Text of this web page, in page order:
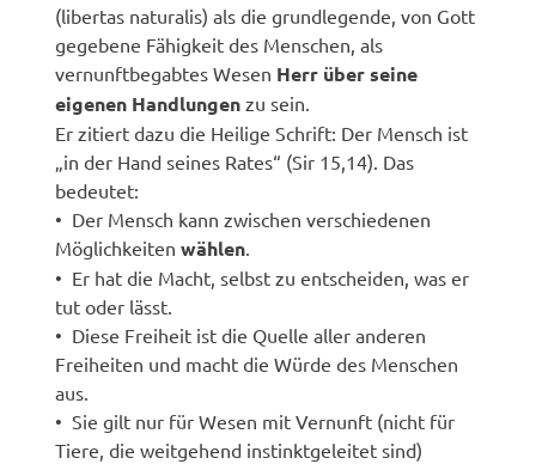
(libertas naturalis) als die grundlegende, von Gott
gegebene Fähigkeit des Menschen, als
vernunftbegabtes Wesen Herr über seine
eigenen Handlungen zu sein.
Er zitiert dazu die Heilige Schrift: Der Mensch ist
„in der Hand seines Rates“ (Sir 15,14). Das
bedeutet:
• Der Mensch kann zwischen verschiedenen
Möglichkeitenwählen
• Er hat die Macht, selbst zu entscheiden, was er
tut oder lässt.
• Diese Freiheit ist die Quelle aller anderen
Freiheiten und macht die Würde des Menschen
aus.
• Sie gilt nur für Wesen mit Vernunft (nicht für
Tiere, die weitgehend instinktgeleitet sind)